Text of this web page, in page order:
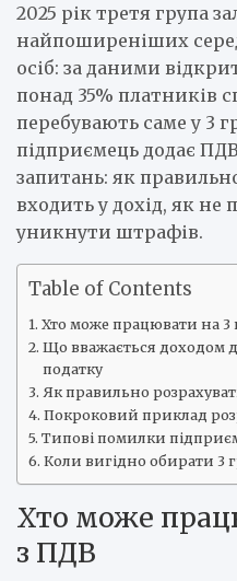
2025 рік третя група
найпоширеніших
осіб: за даними
понад 35% платників
перебувають саме у 3
підприємець додає
запитань: як
входить у дохід, як не
уникнути штрафів.
Table of Contents
Хто може працювати на 3
Що вважається доходом
податку
Як правильно
Покроковий приклад
Типові помилки
Коли вигідно обирати 3
Хто може
з ПДВ